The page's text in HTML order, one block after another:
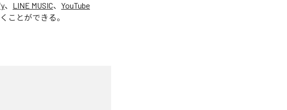
、 LINE MUSIC、 YouTube
ことができる。